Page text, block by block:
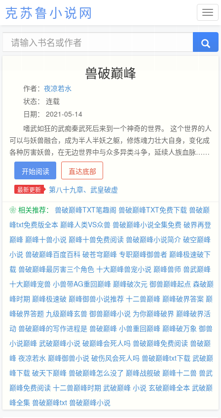
克苏鲁小说网
兽破巅峰
作者： 夜凉若水
状态： 连载
日期： 2021-05-14
嗜武如狂的武痴秦武死后来到一个神奇的世界。 这个世界的人
可以与妖兽融合，成为半人半妖之躯，修炼魂力壮大自身，变化成
各种厉害妖兽，在无边世界中与众多异类斗争，延续人族血脉……
开始阅读
直达底部
最新更新 第八十九章、武皇破虚
❀ 相关推荐： 兽破巅峰TXT笔趣阁 兽破巅峰TXT免费下载 兽破巅
峰txt免费版全本 巅峰人类VS众兽 兽破巅峰小说全集免费 破界再登
巅峰 巅峰十兽小说 巅峰十兽免费阅读 兽破巅峰小说简介 破空巅峰
小说 兽破巅峰百度百科 破苍穹巅峰 专职巅峰御兽者 巅峰极速破下
载 兽破巅峰最厉害三个角色 十大巅峰兽宠小说 巅峰兽师 兽武巅峰
十大巅峰宠兽 小兽带AG重回巅峰 巅峰破次元 御兽巅峰起点 森破巅
峰时期 巅峰极速破 巅峰御兽小说推荐 十二兽巅峰 巅峰破界答案 巅
峰破界答题 九级巅峰玄兽 御兽巅峰小说 为你巅峰破界 巅峰破界活
动 兽破巅峰的写作进程是 兽破巅峰 小兽重回巅峰 巅峰破万象 御兽
小说巅峰 武破巅峰小说 破巅峰会死人吗 兽破巅峰免费阅读 兽破巅
峰 夜凉若水 巅峰御兽小说 破伤风会死人吗 兽破巅峰txt下载 武破巅
峰下载 破天下巅峰 兽破巅峰怎么没了 巅峰战舰破 巅峰十二兽 兽武
巅峰免费阅读 十二兽巅峰时期 武破巅峰 小说 玄破巅峰全本 武破巅
峰全集 兽破巅峰txt 兽破巅峰小说